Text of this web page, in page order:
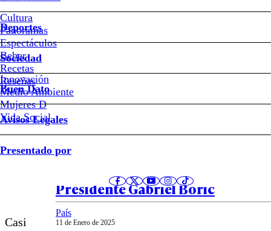
Cultura
Panoramas
Espectáculos
Beber
Recetas
Reseñas
Deportes
Sociedad
Innovación
Medio Ambiente
Mujeres D
Vida Social
Buen Dato
Avisos Legales
Presentado por
son
los
beneficios
de
comer
Casi
Notas relacionadas
03 de Marzo de 2025
Encuesta Cadem: 29% aprueba
Presidente Gabriel Boric
País
11 de Enero de 2025